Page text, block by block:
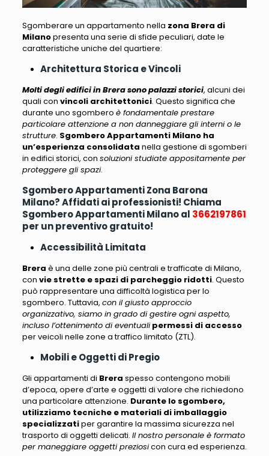
Sgomberare un appartamento nella zona Brera di
Milanopresenta una serie di sfide peculiari, date le
caratteristiche uniche del quartiere:
Architettura Storica e Vincoli
Molti degli edifici in Brera sono palazzi storici, alcuni dei
quali con vincoli architettonici. Questo significa che
durante uno sgombero è fondamentale prestare
particolare attenzione a non danneggiare gli interni o le
strutture. Sgombero Appartamenti Milano ha
un’esperienza consolidata nella gestione di sgomberi
in edifici storici, con soluzioni studiate appositamente per
proteggere gli spazi.
Sgombero Appartamenti Zona Barona
Milano? Affidati ai professionisti! Chiama
Sgombero Appartamenti Milano al 3662197861
per un preventivo gratuito!
Accessibilità Limitata
Brera è una delle zone più centrali e trafficate di Milano,
con vie strette e spazi di parcheggio ridotti. Questo
può rappresentare una difficoltà logistica per lo
sgombero. Tuttavia, con il giusto approccio
organizzativo, siamo in grado di gestire ogni aspetto,
incluso l’ottenimento di eventuali permessi di accesso
per veicoli nelle zone a traffico limitato (ZTL).
Mobili e Oggetti di Pregio
Gli appartamenti di Brera spesso contengono mobili
d’epoca, opere d’arte e oggetti di valore che richiedono
una particolare attenzione. Durante lo sgombero,
utilizziamo tecniche e materiali di imballaggio
specializzatiper garantire la massima sicurezza nel
trasporto di oggetti delicati. Il nostro personale è formato
per maneggiare oggetti preziosicon cura ed esperienza.